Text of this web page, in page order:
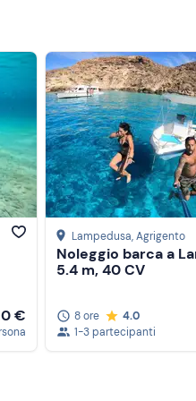
€
Lampedusa, Agrigento
Noleggio barca a
5.4 m, 40 CV
8 ore
4.0
1-3 partecipanti